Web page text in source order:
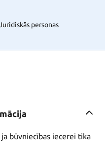
personas
būvniecības iecerei tika